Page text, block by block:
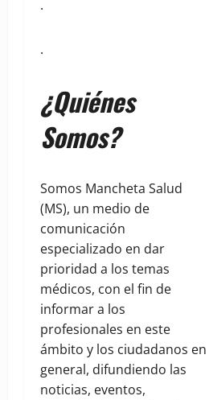
.
.
¿Quiénes
Somos?
Somos Mancheta Salud
(MS), un medio de
comunicación
especializado en dar
prioridad a los temas
médicos, con el fin de
informar a los
profesionales en este
ámbito y los ciudadanos en
general, difundiendo las
noticias, eventos,